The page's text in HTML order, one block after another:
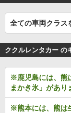
全ての車両クラス
ククルレンタカー の
※鹿児島には、熊
まかき氷」があり
※熊本には、熊は